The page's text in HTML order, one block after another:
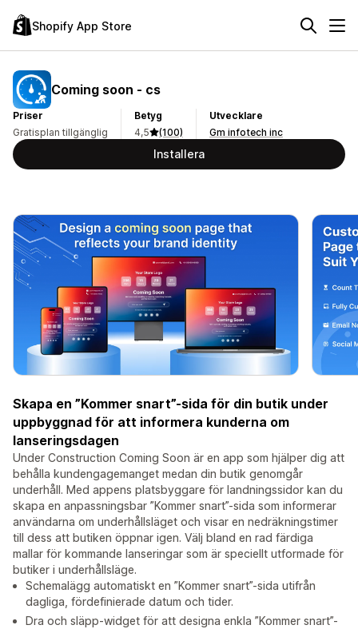
Shopify App Store
Coming soon ‑ cs
Priser
Gratisplan tillgänglig
Betyg
4,5
(100)
Utvecklare
Gm infotech inc
Installera
Skapa en ”Kommer snart”-sida för din butik under
uppbyggnad för att informera kunderna om
lanseringsdagen
Under Construction Coming Soon är en app som hjälper dig att
behålla kundengagemanget medan din butik genomgår
underhåll. Med appens platsbyggare för landningssidor kan du
skapa en anpassningsbar ”Kommer snart”-sida som informerar
användarna om underhållsläget och visar en nedräkningstimer
till dess att butiken öppnar igen. Välj bland en rad färdiga
mallar för kommande lanseringar som är speciellt utformade för
butiker i underhållsläge.
Schemalägg automatiskt en ”Kommer snart”-sida utifrån
dagliga, fördefinierade datum och tider.
Dra och släpp-widget för att designa enkla ”Kommer snart”-